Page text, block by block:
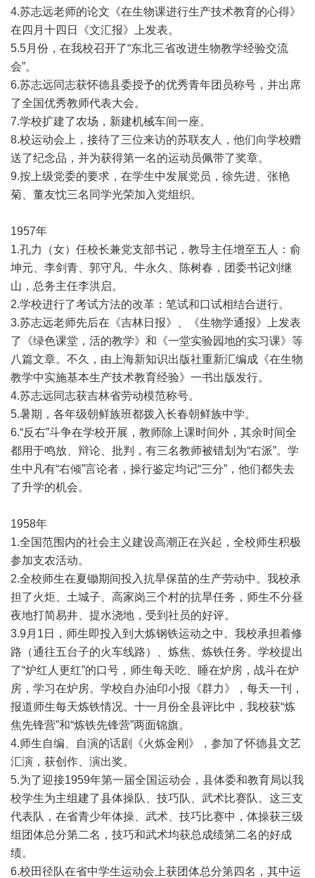
4.苏志远老师的论文《在生物课进行生产技术教育的心得》
在四月十四日《文汇报》上发表。
5.5月份，在我校召开了“东北三省改进生物教学经验交流
会”。
6.苏志远同志获怀德县委授予的优秀青年团员称号，并出席
了全国优秀教师代表大会。
7.学校扩建了农场，新建机械车间一座。
8.校运动会上，接待了三位来访的苏联友人，他们向学校赠
送了纪念品，并为获得第一名的运动员佩带了奖章。
9.按上级党委的要求，在学生中发展党员，徐先进、张艳
菊、董友忱三名同学光荣加入党组织。
1957年
1.孔力（女）任校长兼党支部书记，教导主任增至五人：俞
坤元、李剑青、郭守凡、牛永久、陈树春，团委书记刘继
山，总务主任李洪启。
2.学校进行了考试方法的改革：笔试和口试相结合进行。
3.苏志远老师先后在《吉林日报》、《生物学通报》上发表
了《绿色课堂，活的教学》和《一堂实验园地的实习课》等
八篇文章。不久，由上海新知识出版社重新汇编成《在生物
教学中实施基本生产技术教育经验》一书出版发行。
4.苏志远同志获吉林省劳动模范称号。
5.暑期，各年级朝鲜族班都拨入长春朝鲜族中学。
6.“反右”斗争在学校开展，教师除上课时间外，其余时间全
都用于鸣放、辩论、批判，有三名教师被错划为“右派”。学
生中凡有“右倾”言论者，操行鉴定均记“三分”，他们都失去
了升学的机会。
1958年
1.全国范围内的社会主义建设高潮正在兴起，全校师生积极
参加支农活动。
2.全校师生在夏锄期间投入抗旱保苗的生产劳动中。我校承
担了火炬、土城子、高家岗三个村的抗旱任务，师生不分昼
夜地打简易井、提水浇地，受到社员的好评。
3.9月1日，师生即投入到大炼钢铁运动之中。我校承担着修
路（通往五台子的火车线路）、炼焦、炼铁任务。学校提出
了“炉红人更红”的口号，师生每天吃、睡在炉房，战斗在炉
房，学习在炉房。学校自办油印小报《群力》，每天一刊，
报道师生每天炼铁情况。十一月份全县评比中，我校获“炼
焦先锋营”和“炼铁先锋营”两面锦旗。
4.师生自编、自演的话剧《火炼金刚》，参加了怀德县文艺
汇演，获创作、演出奖。
5.为了迎接1959年第一届全国运动会，县体委和教育局以我
校学生为主组建了县体操队、技巧队、武术比赛队。这三支
代表队，在省青少年体操、武术、技巧比赛中，体操获三级
组团体总分第二名，技巧和武术均获总成绩第二名的好成
绩。
6.校田径队在省中学生运动会上获团体总分第四名，其中运